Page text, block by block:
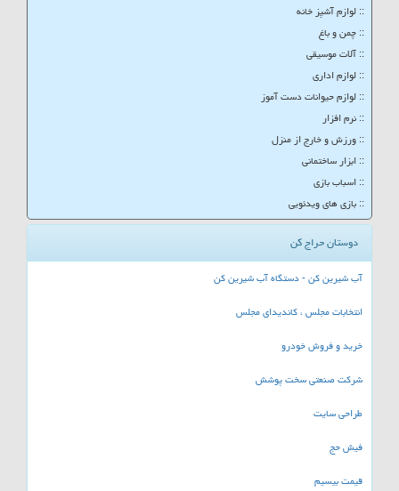
:: لوازم آشپز خانه
:: چمن و باغ
:: آلات موسیقی
:: لوازم اداری
:: لوازم حیوانات دست آموز
:: نرم افزار
:: ورزش و خارج از منزل
:: ابزار ساختمانی
:: اسباب بازی
:: بازی های ویدئویی
دوستان حراج کن
آب شیرین کن - دستگاه آب شیرین کن
انتخابات مجلس ، کاندیدای مجلس
خرید و فروش خودرو
شرکت صنعتی سخت پوشش
طراحی سایت
فیش حج
قیمت بیسیم